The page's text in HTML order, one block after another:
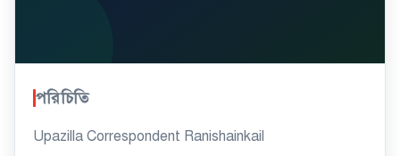
পরিচিতি
Upazilla Correspondent Ranishainkail